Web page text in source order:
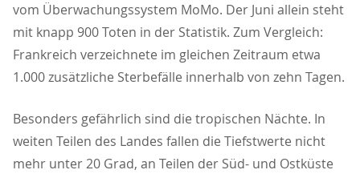
vom Überwachungssystem MoMo. Der Juni allein steht
mit knapp 900 Toten in der Statistik. Zum Vergleich:
Frankreich verzeichnete im gleichen Zeitraum etwa
1.000 zusätzliche Sterbefälle innerhalb von zehn Tagen.
Besonders gefährlich sind die tropischen Nächte. In
weiten Teilen des Landes fallen die Tiefstwerte nicht
mehr unter 20 Grad, an Teilen der Süd- und Ostküste